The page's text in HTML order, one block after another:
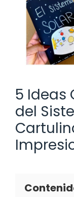
5 Ideas
del